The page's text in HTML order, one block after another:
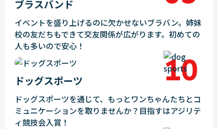
ブラスバンド
イベントを盛り上げるのに欠かせないブラバン。姉妹
校の友だちもできて交友関係が広がります。初めての
人も多いので安心！
ドッグスポーツ
ドッグスポーツを通じて、もっとワンちゃんたちとコ
ミュニケーションを取りませんか？目指すはアジリテ
ィ競技会入賞！